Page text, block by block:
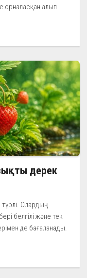
орналасқан алып
дерек
Олардың
белгілі және тек
де бағаланады.